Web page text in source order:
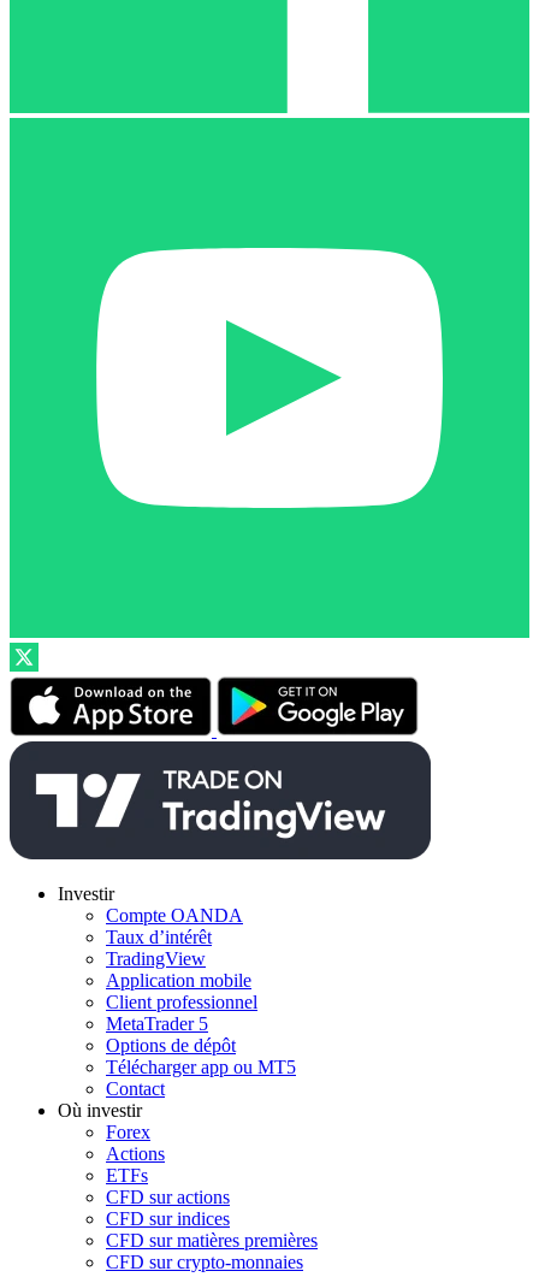
Investir
Compte OANDA
Taux d’intérêt
TradingView
Application mobile
Client professionnel
MetaTrader 5
Options de dépôt
Télécharger app ou MT5
Contact
Où investir
Forex
Actions
ETFs
CFD sur actions
CFD sur indices
CFD sur matières premières
CFD sur crypto-monnaies